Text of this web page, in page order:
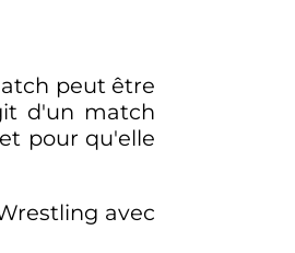
peut être
d'un match
pour qu'elle
avec